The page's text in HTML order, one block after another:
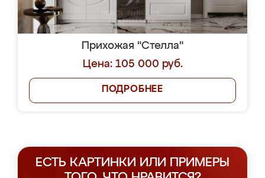
Прихожая "Стелла"
Цена: 105 000 руб.
ПОДРОБНЕЕ
ЕСТЬ КАРТИНКИ ИЛИ ПРИМЕРЫ